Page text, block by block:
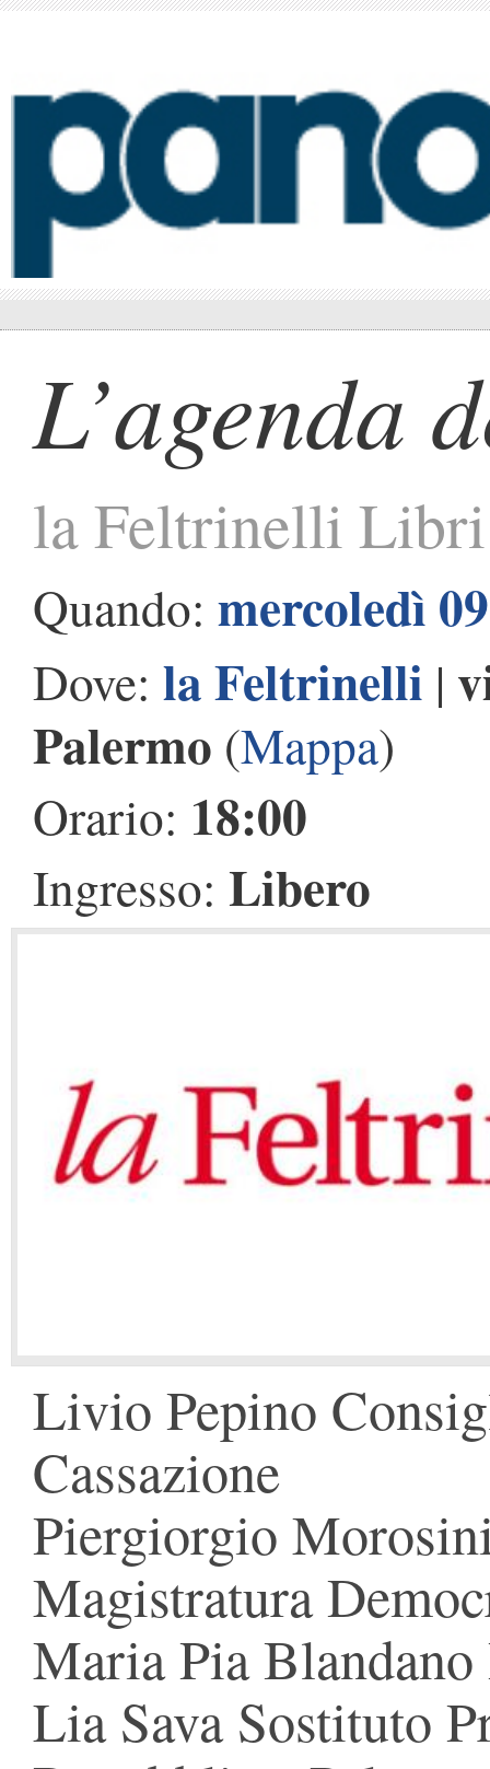
L’agenda
la Feltrinelli
Quando: mercoledì
Dove: la Feltrinelli |
Palermo (Mappa)
Orario: 18:00
Ingresso: Libero
Livio Pepino
Cassazione
Piergiorgio
Magistratura
Maria Pia Blandano
Lia Sava Sostituto